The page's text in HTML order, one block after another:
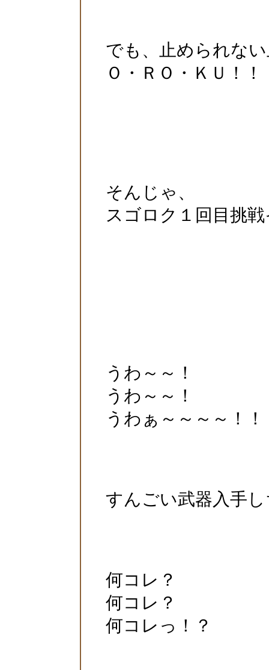
でも、止められな
Ｏ・ＲＯ・ＫＵ！！
そんじゃ、
スゴロク１回目挑
うわ～～！
うわ～～！
うわぁ～～～～！！
すんごい武器入手
何コレ？
何コレ？
何コレっ！？